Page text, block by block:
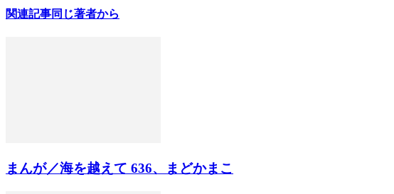
関連記事同じ著者から
まんが／海を越えて 636、まどかまこ